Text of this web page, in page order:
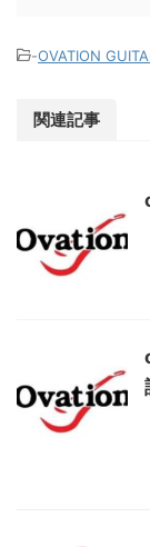
-OVATION
関連記事